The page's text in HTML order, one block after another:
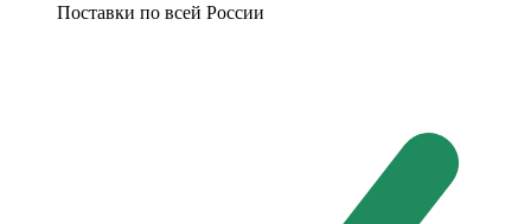
Поставки по всей России